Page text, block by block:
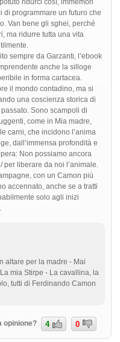
ridurci così, immemori
di programmare un futuro che
Van bene gli sghei, perché
ma ridurre tutta una vita
sempre da Garzanti, l’ebook
anche la silloge
in forma cartacea.
il mondo contadino, ma si
una coscienza storica di
Sono scampoli di
come in Mia madre,
carni, che incidono l’anima
dall’immensa profondità e
Non possiamo ancora
per liberare da noi l’animale.
con un Camon più
accennato, anche se a tratti
solo agli inizi
altare per la madre - Mai
mia Stirpe - La cavallina, la
tutti di Ferdinando Camon
opinione? 4 0